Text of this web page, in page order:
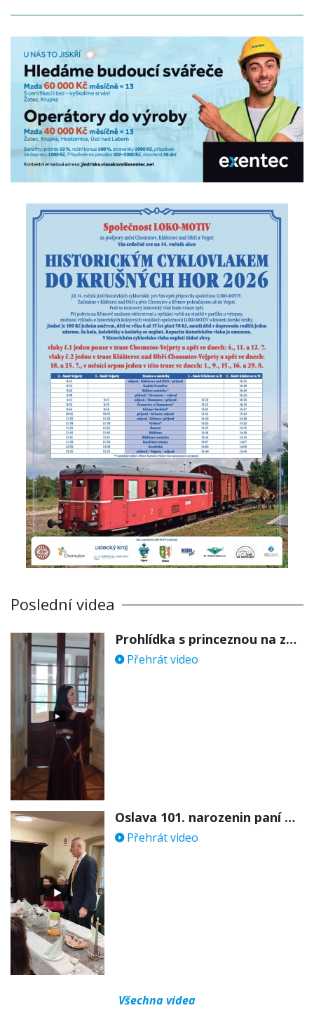
Poslední videa
Prohlídka s princeznou na zámku Stekník
Přehrát video
Oslava 101. narozenin paní Věry Skořepové
Přehrát video
Všechna videa